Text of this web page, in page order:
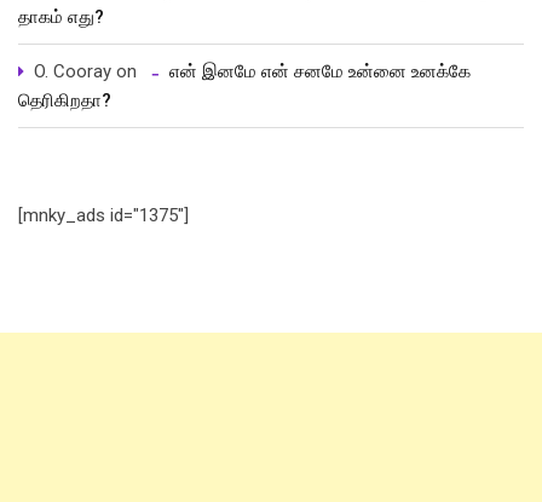
தாகம் எது?
O. Cooray on
என் இனமே என் சனமே உன்னை உனக்கே
தெரிகிறதா?
[mnky_ads id="1375"]